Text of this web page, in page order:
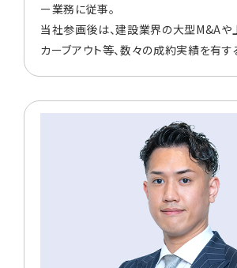
ー業務に従事。
当社参画後は、建設業界の大型M&Aや
カーブアウト等、数々の成約実績を有す